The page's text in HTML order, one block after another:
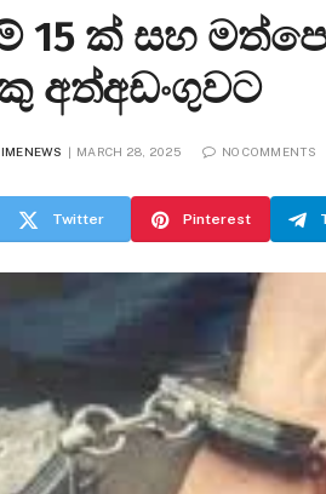
15 ක් සහ
අත්අඩංගුවට
MARCH 28, 2025 NO COMMENTS
Twitter Pinterest